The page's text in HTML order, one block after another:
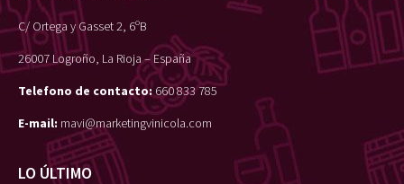
C/ Ortega y Gasset 2, 6ºB
26007 Logroño, La Rioja – España
Telefono de contacto:660 833 785
E-mail: mavi@marketingvinicola.com
LO ÚLTIMO